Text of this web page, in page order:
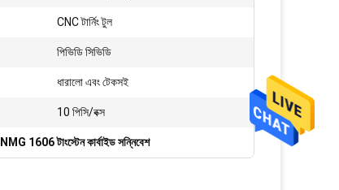
CNC টার্নিং টুল
পিভিডি সিভিডি
ধারালো এবং টেকসই
10 পিসি/বক্স
1606 টাংস্টেন কার্বাইড সন্নিবেশ